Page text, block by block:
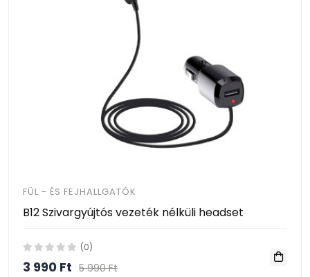
FÜL - ÉS FEJHALLGATÓK
B12 Szivargyújtós vezeték nélküli headset
(0)
3 990 Ft 5 990 Ft